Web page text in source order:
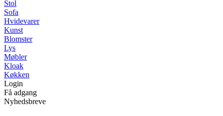
Stol
Sofa
Hvidevarer
Kunst
Blomster
Lys
Møbler
Kloak
Køkken
Login
Få adgang
Nyhedsbreve